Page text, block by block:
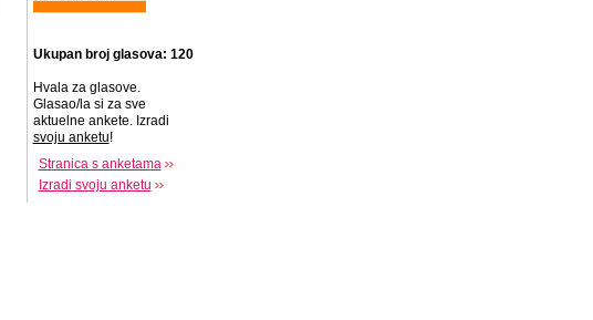
Ukupan broj glasova: 120
Hvala za glasove.
Glasao/la si za sve
aktuelne ankete. Izradi
svoju anketu!
Stranica s anketama
Izradi svoju anketu